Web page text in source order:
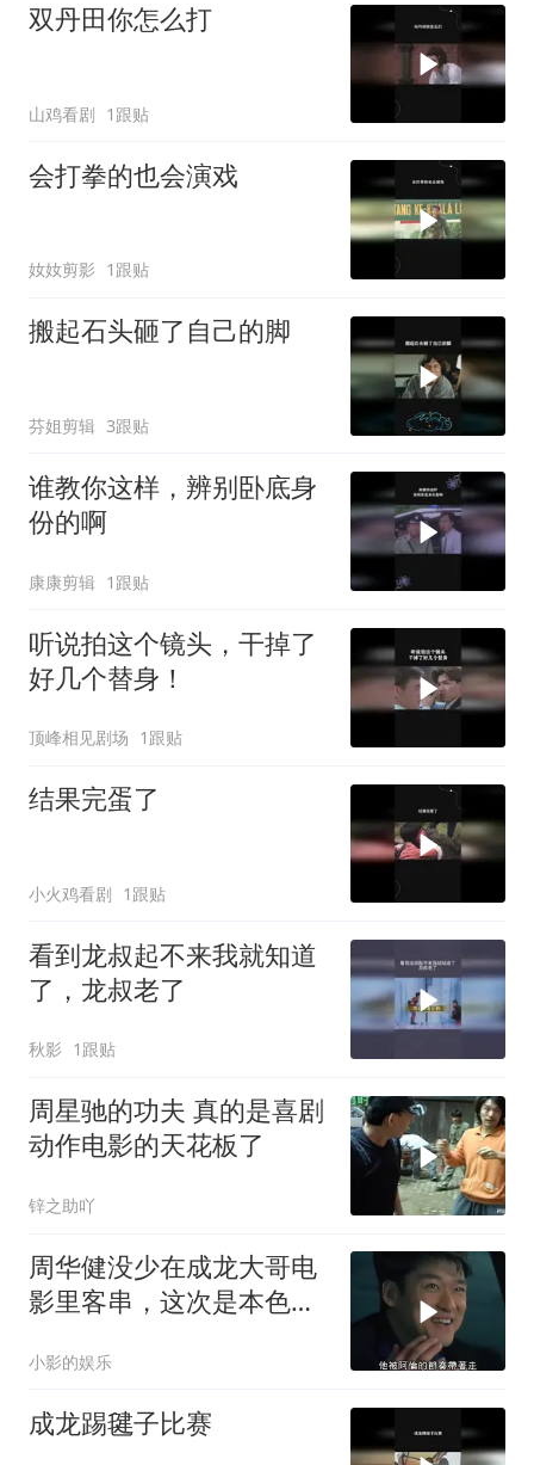
双丹田你怎么打
山鸡看剧 1跟贴
会打拳的也会演戏
奻奻剪影 1跟贴
搬起石头砸了自己的脚
芬姐剪辑 3跟贴
谁教你这样，辨别卧底身
份的啊
康康剪辑 1跟贴
听说拍这个镜头，干掉了
好几个替身！
顶峰相见剧场 1跟贴
结果完蛋了
小火鸡看剧 1跟贴
看到龙叔起不来我就知道
了，龙叔老了
秋影 1跟贴
周星驰的功夫 真的是喜剧
动作电影的天花板了
锌之助吖
周华健没少在成龙大哥电
影里客串，这次是本色出
小影的娱乐
成龙踢毽子比赛